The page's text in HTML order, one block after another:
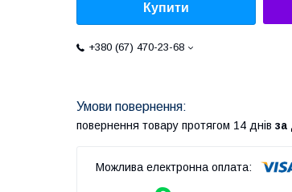
Купити
+380 (67) 470-23-68
повернення товару протягом 14 днів за